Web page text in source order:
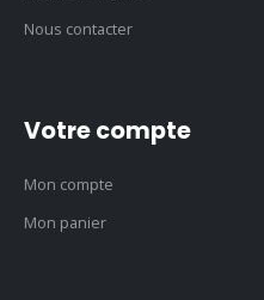
Nous contacter
Votre compte
Mon compte
Mon panier